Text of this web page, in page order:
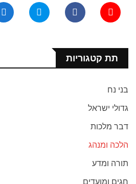
תת קטגוריות
בני נח
גדולי ישראל
דבר מלכות
הלכה ומנהג
תורה ומדע
חגים ומועדים